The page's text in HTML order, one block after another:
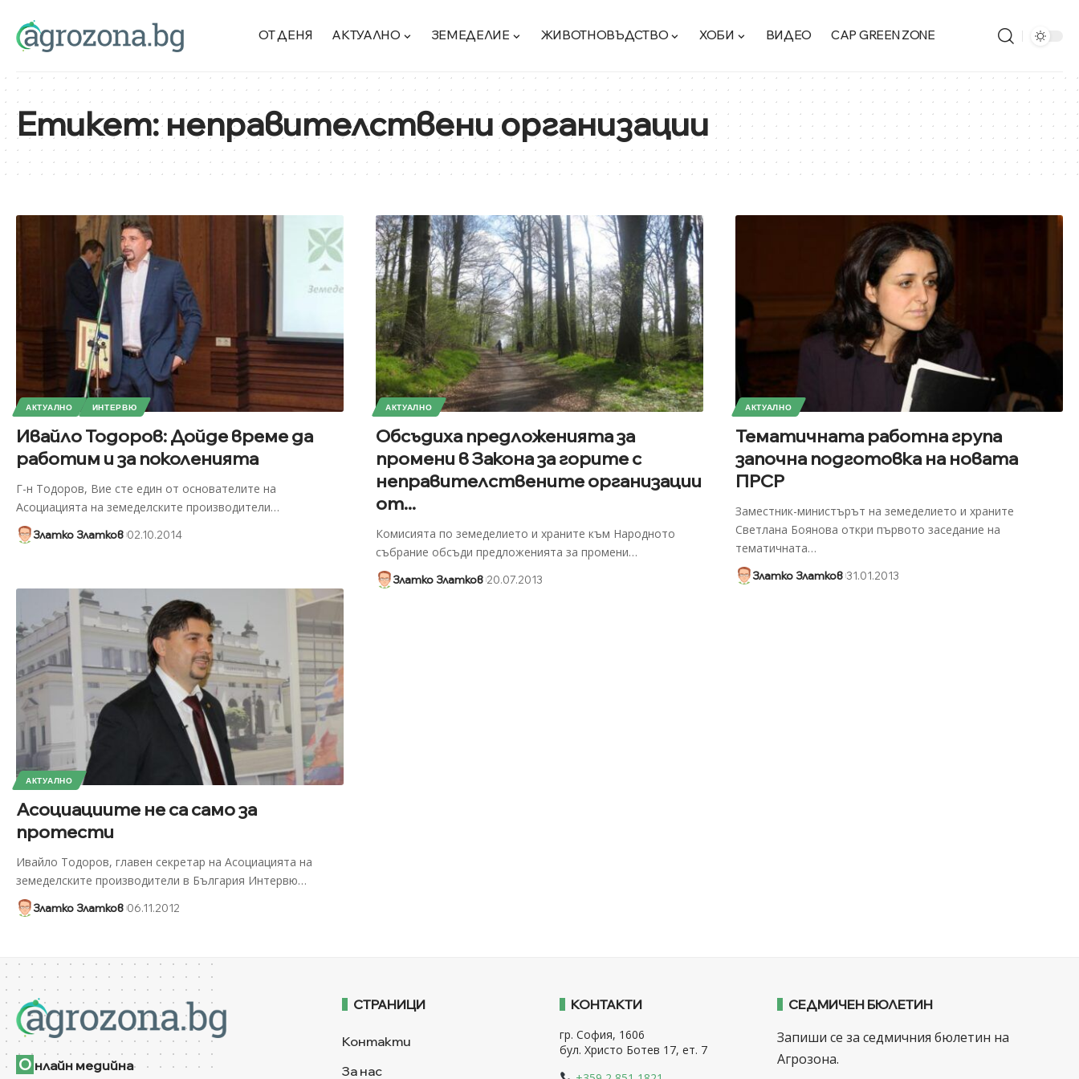
ОТ ДЕНЯ АКТУАЛНО ЗЕМЕДЕЛИЕ ЖИВОТНОВЪДСТВО ХОБИ ВИДЕО CAP GREEN ZONE
Етикет:неправителствени организации
АКТУАЛНО ИНТЕРВЮ
Ивайло Тодоров: Дойде време да
работим и за поколенията
Г-н Тодоров, Вие сте един от основателите на
Асоциацията на земеделските производители…
Златко Златков 02.10.2014
АКТУАЛНО
Обсъдиха предложенията за
промени в Закона за горите с
неправителствените организации
от...
Комисията по земеделието и храните към Народното
събрание обсъди предложенията за промени…
Златко Златков 20.07.2013
АКТУАЛНО
Тематичната работна група
започна подготовка на новата
ПРСР
Заместник-министърът на земеделието и храните
Светлана Боянова откри първото заседание на
тематичната…
Златко Златков 31.01.2013
АКТУАЛНО
Асоциациите не са само за
протести
Ивайло Тодоров, главен секретар на Асоциацията на
земеделските производители в България Интервю…
Златко Златков 06.11.2012
О нлайн медийна
СТРАНИЦИ
Контакти
За нас
КОНТАКТИ
гр. София, 1606
бул. Христо Ботев 17, ет. 7
СЕДМИЧЕН БЮЛЕТИН
Запиши се за седмичния бюлетин на
Агрозона.